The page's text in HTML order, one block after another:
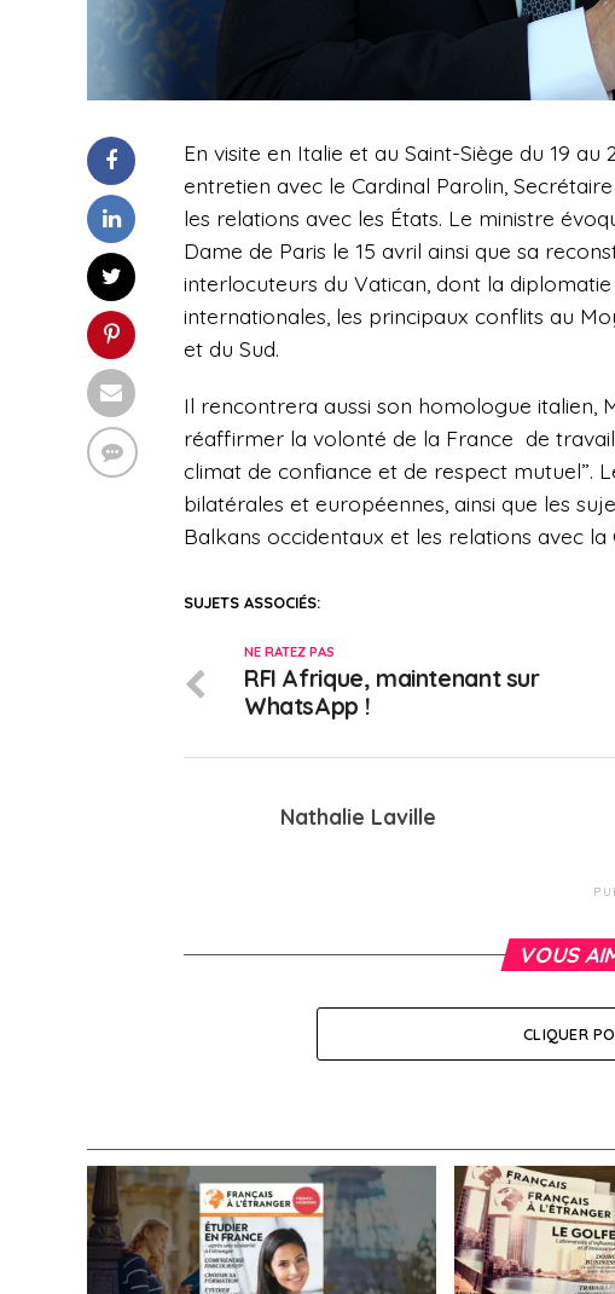
En visite en Italie et au Saint-Siège du 19
entretien avec le Cardinal Parolin,
les relations avec les États. Le ministre
Dame de Paris le 15 avril ainsi que sa
interlocuteurs du Vatican, dont la
internationales, les principaux conflits au
et du Sud.
Il rencontrera aussi son homologue italien,
réaffirmer la volonté de la France de
climat de confiance et de respect mutuel”.
bilatérales et européennes, ainsi que les
Balkans occidentaux et les relations avec la
SUJETS ASSOCIÉS:
NE RATEZ PAS
RFI Afrique, maintenant sur
WhatsApp !
Nathalie Laville
VOUS
CLIQUER